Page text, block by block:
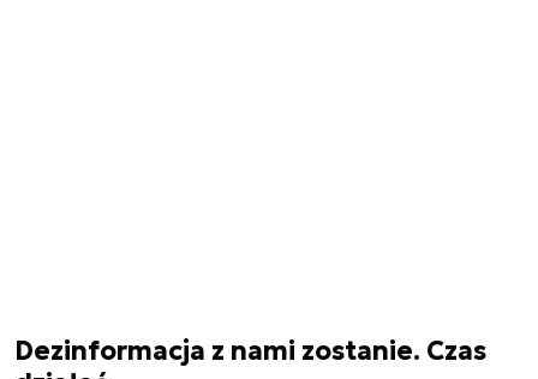
Dezinformacja z nami zostanie. Czas